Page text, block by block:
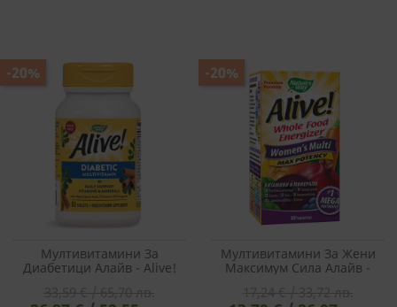
Мултивитамини За
Диабетици Алайв - Alive!
-20%
Мултивитамини За Жени
Максимум Сила Алайв -
-20%